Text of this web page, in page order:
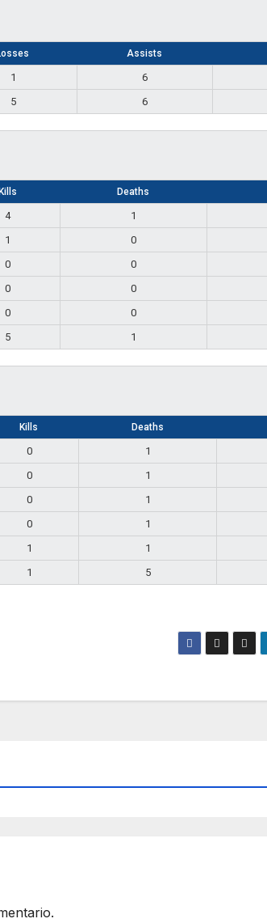
Assists
1 6
5 6
Kills Deaths
4 1
1 0
0 0
0 0
0 0
5 1
Kills Deaths
0 1
0 1
0 1
0 1
1 1
1 5